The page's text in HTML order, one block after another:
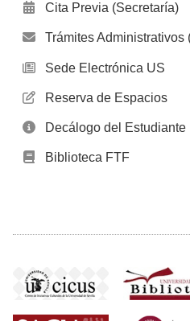
Cita Previa (Secretaría)
Trámites Administrativos
Sede Electrónica US
Reserva de Espacios
Decálogo del Estudiante
Biblioteca FTF